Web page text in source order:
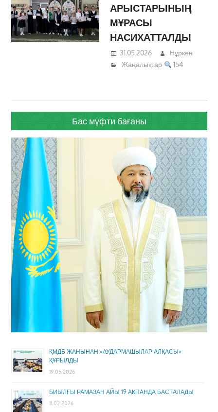
АРЫСТАРЫНЫҢ
МҰРАСЫ
НАСИХАТТАЛДЫ
31.05.2026
Нұркен
Жаңалықтар
154
Бас мүфти бағаны
ҚМДБ ЖАНЫНАН «АУДАРМАШЫЛАР АЛҚАСЫ»
ҚҰРЫЛДЫ
19.05.2026
БИЫЛҒЫ РАМАЗАН АЙЫ 19 АҚПАНДА БАСТАЛАДЫ
11.02.2026